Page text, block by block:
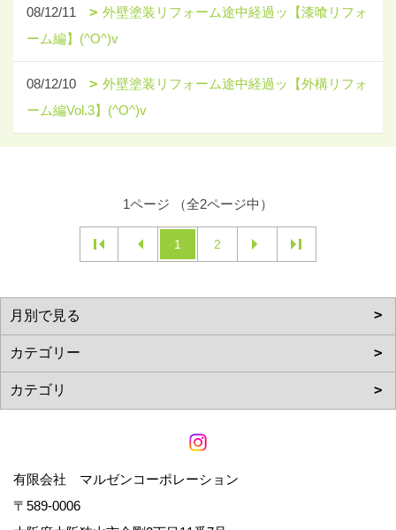
08/12/11
外壁塗装リフォーム途中経過ッ【漆喰リフォ
ーム編】(^O^)v
08/12/10
外壁塗装リフォーム途中経過ッ【外構リフォ
ーム編Vol.3】(^O^)v
1ページ （全2ページ中）
1 2
有限会社 マルゼンコーポレーション
〒589-0006